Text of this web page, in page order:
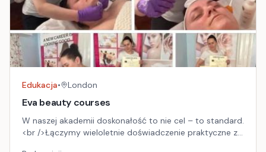
Edukacja• London
Eva beauty courses
W naszej akademii doskonałość to nie cel – to standard.
<br />Łączymy wieloletnie doświadczenie praktyczne z